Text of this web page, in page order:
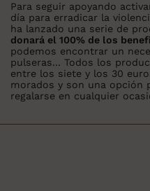
Para seguir apoyando
día para erradicar la
ha lanzado una serie de
donará el 100% de los
podemos encontrar un
pulseras... Todos los
entre los siete y los 30
morados y son una opción
regalarse en cualquier